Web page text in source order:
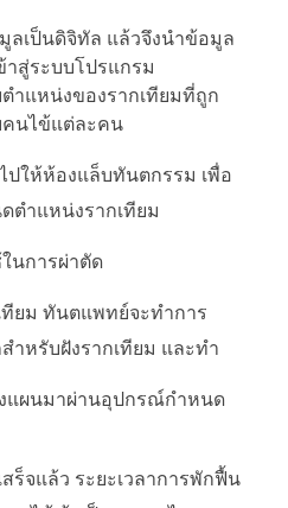
ลเป็นดิจิทัล แล้วจึงนำข้อมูล
าสู่ระบบโปรแกรม
ำแหน่งของรากเทียมที่ถูก
คนไข้แต่ละคน
ให้ห้องแล็บทันตกรรม เพื่อ
ำแหน่งรากเทียม
นการผ่าตัด
ทียม ทันตแพทย์จะทำการ
ำหรับฝังรากเทียม และทำ
แผนมาผ่านอุปกรณ์กำหนด
ร็จแล้ว ระยะเวลาการพักฟื้น